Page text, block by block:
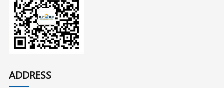
ADDRESS